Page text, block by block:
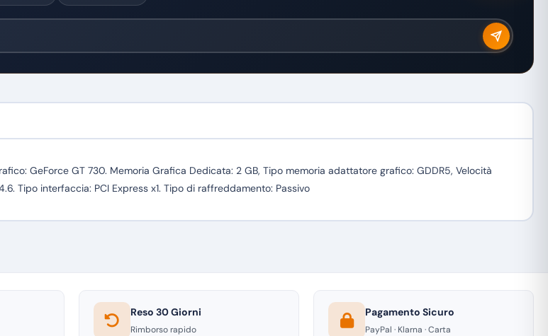
GeForce GT 730. Memoria Grafica Dedicata: 2 GB, Tipo memoria adattatore grafico: GDDR5, Velocità
Tipo interfaccia: PCI Express x1. Tipo di raffreddamento: Passivo
Reso 30 Giorni
Rimborso rapido
Pagamento Sicuro
PayPal · Klarna · Carta